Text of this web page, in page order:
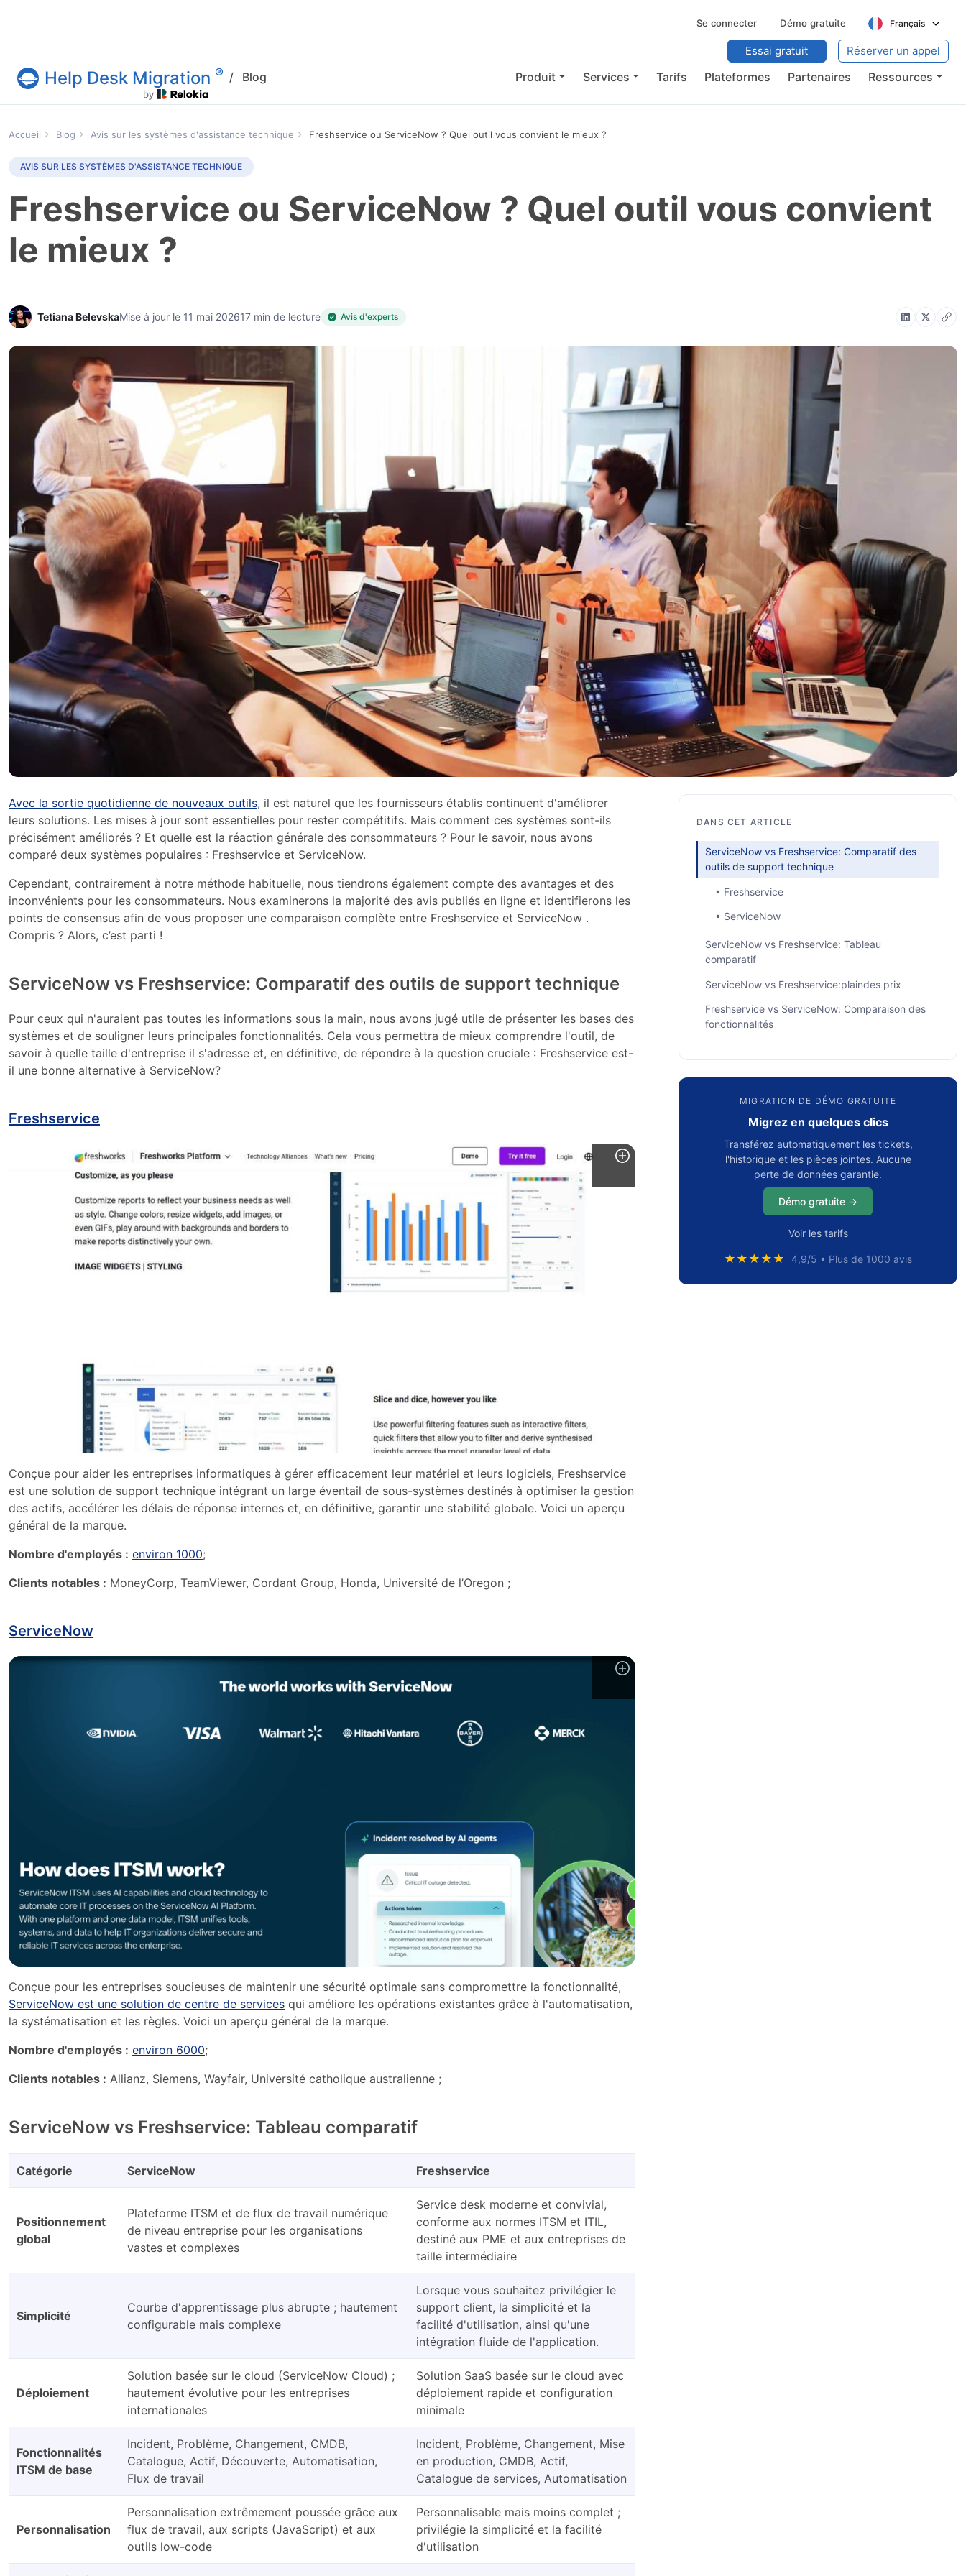
Se connecter Démo gratuite Français
Service Help Desk Migration
Help Desk Migration ® / Blog Produit Services Tarifs Plateformes Partenaires Ressources
Essai gratuit Réserver un appel
Accueil Blog Avis sur les systèmes d'assistance technique Freshservice ou ServiceNow ? Quel outil vous convient le mieux ?
AVIS SUR LES SYSTÈMES D'ASSISTANCE TECHNIQUE
Freshservice ou ServiceNow ? Quel outil vous convient
le mieux ?
Tetiana BelevskaMise à jour le 11 mai 202617 min de lecture Avis d'experts
DANS CET ARTICLE
ServiceNow vs Freshservice: Comparatif des
outils de support technique
• Freshservice
• ServiceNow
ServiceNow vs Freshservice: Tableau
comparatif
ServiceNow vs Freshservice:plaindes prix
Freshservice vs ServiceNow: Comparaison des
fonctionnalités
Freshservice vs ServiceNow: Avantages et
inconvénients pour le consommateur
• Avis ServiceNow
• Avis Freshservice
Freshservice ou ServiceNow: quel outil convient
le mieux à votre entreprise ?
Foire aux questions
MIGRATION DE DÉMO GRATUITE
Migrez en quelques clics
Transférez automatiquement les tickets,
l'historique et les pièces jointes. Aucune
perte de données garantie.
Démo gratuite →
Voir les tarifs
★★★★★ 4,9/5 • Plus de 1000 avis
Avec la sortie quotidienne de nouveaux outils, il est naturel que les fournisseurs établis continuent d'améliorer
leurs solutions. Les mises à jour sont essentielles pour rester compétitifs. Mais comment ces systèmes sont-ils
précisément améliorés ? Et quelle est la réaction générale des consommateurs ? Pour le savoir, nous avons
comparé deux systèmes populaires : Freshservice et ServiceNow.
Cependant, contrairement à notre méthode habituelle, nous tiendrons également compte des avantages et des
inconvénients pour les consommateurs. Nous examinerons la majorité des avis publiés en ligne et identifierons les
points de consensus afin de vous proposer une comparaison complète entre Freshservice et ServiceNow .
Compris ? Alors, c’est parti !
ServiceNow vs Freshservice: Comparatif des outils de support technique
Pour ceux qui n'auraient pas toutes les informations sous la main, nous avons jugé utile de présenter les bases des
systèmes et de souligner leurs principales fonctionnalités. Cela vous permettra de mieux comprendre l'outil, de
savoir à quelle taille d'entreprise il s'adresse et, en définitive, de répondre à la question cruciale : Freshservice est-
il une bonne alternative à ServiceNow?
Freshservice
Conçue pour aider les entreprises informatiques à gérer efficacement leur matériel et leurs logiciels, Freshservice
est une solution de support technique intégrant un large éventail de sous-systèmes destinés à optimiser la gestion
des actifs, accélérer les délais de réponse internes et, en définitive, garantir une stabilité globale. Voici un aperçu
général de la marque.
Nombre d'employés : environ 1000;
Clients notables : MoneyCorp, TeamViewer, Cordant Group, Honda, Université de l’Oregon ;
ServiceNow
Conçue pour les entreprises soucieuses de maintenir une sécurité optimale sans compromettre la fonctionnalité,
ServiceNow est une solution de centre de services qui améliore les opérations existantes grâce à l'automatisation,
la systématisation et les règles. Voici un aperçu général de la marque.
Nombre d'employés : environ 6000;
Clients notables : Allianz, Siemens, Wayfair, Université catholique australienne ;
ServiceNow vs Freshservice: Tableau comparatif
Catégorie ServiceNow Freshservice
Positionnement
global
Plateforme ITSM et de flux de travail numérique
de niveau entreprise pour les organisations
vastes et complexes
Service desk moderne et convivial,
conforme aux normes ITSM et ITIL,
destiné aux PME et aux entreprises de
taille intermédiaire
Simplicité
Courbe d'apprentissage plus abrupte ; hautement
configurable mais complexe
Lorsque vous souhaitez privilégier le
support client, la simplicité et la
facilité d'utilisation, ainsi qu'une
intégration fluide de l'application.
Déploiement
Solution basée sur le cloud (ServiceNow Cloud) ;
hautement évolutive pour les entreprises
internationales
Solution SaaS basée sur le cloud avec
déploiement rapide et configuration
minimale
Fonctionnalités
ITSM de base
Incident, Problème, Changement, CMDB,
Catalogue, Actif, Découverte, Automatisation,
Flux de travail
Incident, Problème, Changement, Mise
en production, CMDB, Actif,
Catalogue de services, Automatisation
Personnalisation
Personnalisation extrêmement poussée grâce aux
flux de travail, aux scripts (JavaScript) et aux
outils low-code
Personnalisable mais moins complet ;
privilégie la simplicité et la facilité
d'utilisation